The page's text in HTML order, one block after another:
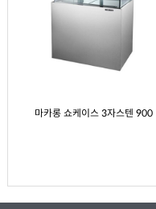
마카롱 쇼케이스 3자스텐 900